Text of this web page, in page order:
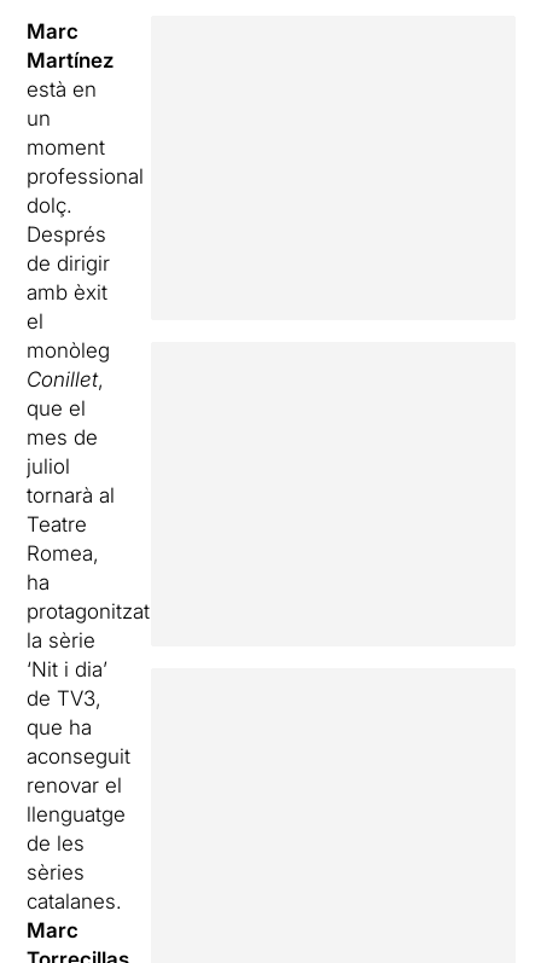
Marc
Martínez
està en
un
moment
professional
dolç.
Després
de dirigir
amb èxit
el
monòleg
Conillet,
que el
mes de
juliol
tornarà al
Teatre
Romea,
ha
protagonitzat
la sèrie
‘Nit i dia’
de TV3,
que ha
aconseguit
renovar el
llenguatge
de les
sèries
catalanes.
Marc